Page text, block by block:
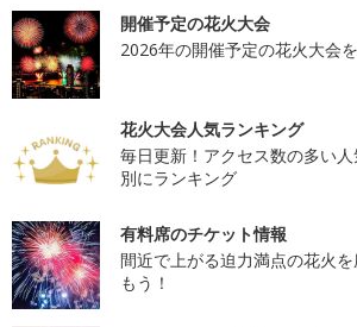
開催予定の花火大会
2026年の開催予定の花火大会
花火大会人気ランキング
毎日更新！アクセス数の多い
別にランキング
有料席のチケット情報
間近で上がる迫力満点の花火
もう！